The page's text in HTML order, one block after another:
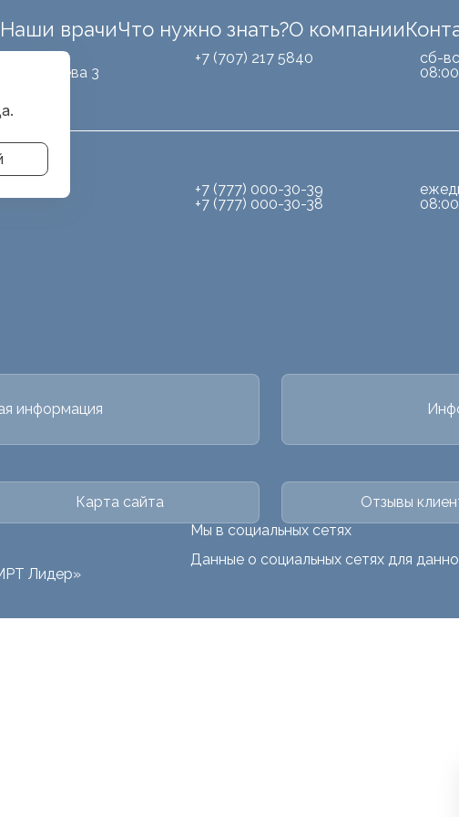
Наши врачиЧто нужно знать?О компании
127Б
Серкебаева 3
+7 (707) 217 5840
+7 (777) 000-30-39
+7 (777) 000-30-38
сб-
информация
Карта сайта Отзывы
Лидер»
Мы в социальных сетях
Данные о социальных сетях для